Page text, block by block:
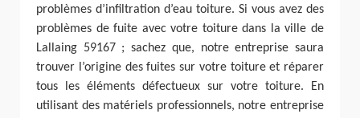
problèmes d’infiltration d’eau toiture. Si vous avez des
problèmes de fuite avec votre toiture dans la ville de
Lallaing 59167 ; sachez que, notre entreprise saura
trouver l’origine des fuites sur votre toiture et réparer
tous les éléments défectueux sur votre toiture. En
utilisant des matériels professionnels, notre entreprise